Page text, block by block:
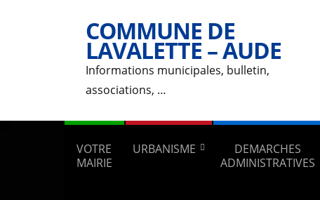
COMMUNE DE
LAVALETTE – AUDE
Informations municipales, bulletin,
associations, …
VOTRE
MAIRIE
URBANISME
DEMARCHES
ADMINISTRATIVES